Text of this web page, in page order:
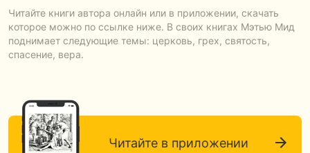
Читайте книги автора онлайн или в приложении, скачать
которое можно по ссылке ниже. В своих книгах Мэтью Мид
поднимает следующие темы: церковь, грех, святость,
спасение, вера.
Читайте в приложении